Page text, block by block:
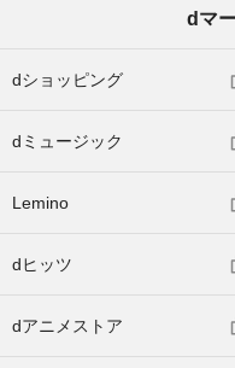
dマ
dショッピング
dミュージック
Lemino
dヒッツ
dアニメストア